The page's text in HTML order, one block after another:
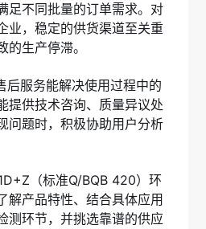
足不同批量的订单需求。对
业，稳定的供货渠道至关重
生产停滞。
后服务能解决使用过程中的
提供技术咨询、质量异议处
问题时，积极协助用户分析
（标准Q/BQB 420）环
解产品特性、结合具体应用
测环节，并挑选靠谱的供应